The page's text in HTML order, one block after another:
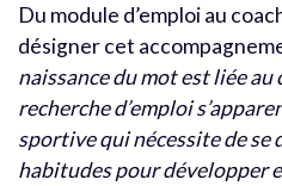
Du module d’emploi au
désigner cet
naissance du mot est liée au
recherche d’emploi
sportive qui nécessite de se
habitudes pour développer